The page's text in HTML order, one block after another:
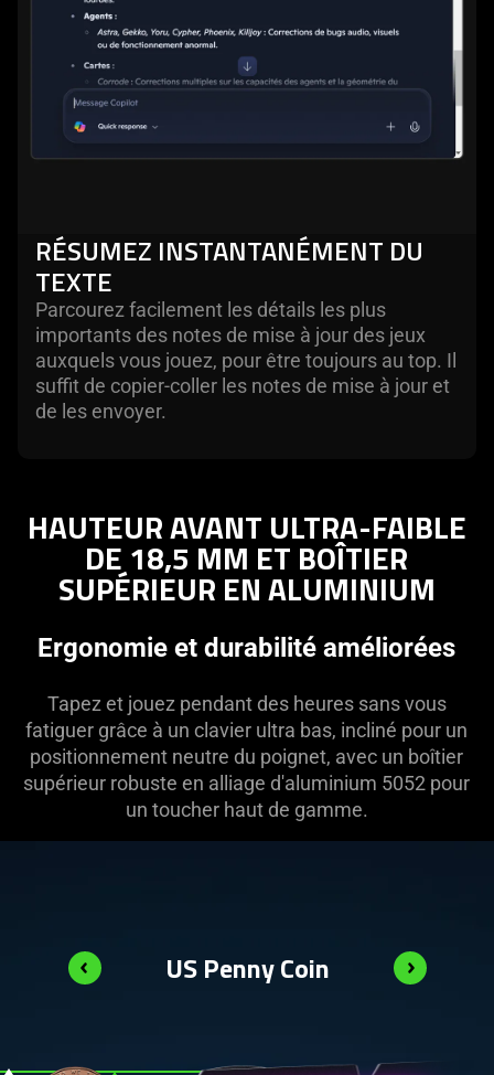
RÉSUMEZ INSTANTANÉMENT DU
TEXTE
Parcourez facilement les détails les plus
importants des notes de mise à jour des jeux
auxquels vous jouez, pour être toujours au top. Il
suffit de copier-coller les notes de mise à jour et
de les envoyer.
HAUTEUR AVANT ULTRA-FAIBLE
DE 18,5 MM ET BOÎTIER
SUPÉRIEUR EN ALUMINIUM
Ergonomie et durabilité améliorées
Tapez et jouez pendant des heures sans vous
fatiguer grâce à un clavier ultra bas, incliné pour un
positionnement neutre du poignet, avec un boîtier
supérieur robuste en alliage d'aluminium 5052 pour
un toucher haut de gamme.
US Penny Coin